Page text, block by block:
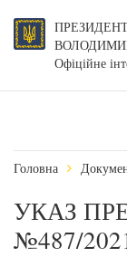
Офіційне
Головна
УКАЗ
№487/